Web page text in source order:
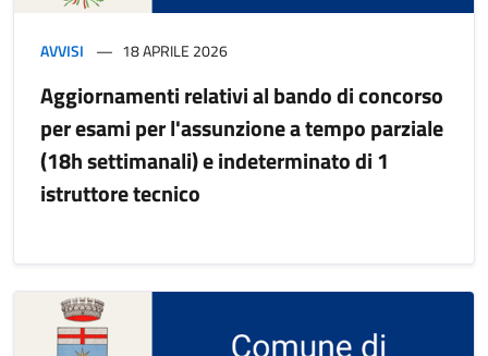
AVVISI 18 APRILE 2026
Aggiornamenti relativi al bando di concorso
per esami per l'assunzione a tempo parziale
(18h settimanali) e indeterminato di 1
istruttore tecnico